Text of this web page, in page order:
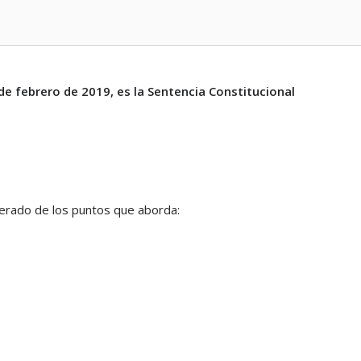
febrero de 2019, es la Sentencia Constitucional
de los puntos que aborda: